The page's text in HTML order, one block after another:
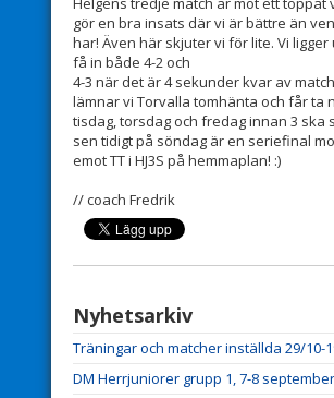
gör en bra insats där vi är bättre än
har! Även här skjuter vi för lite. Vi
få in både 4-2 och
4-3 när det är 4 sekunder kvar av
lämnar vi Torvalla tomhänta och får ta
tisdag, torsdag och fredag innan 3 ska
sen tidigt på söndag är en seriefinal
emot TT i HJ3S på hemmaplan! :)
// coach Fredrik
Nyhetsarkiv
Träningar och matcher inställda 29/10-
DM Herrjuniorer grupp 1, 7-8 september